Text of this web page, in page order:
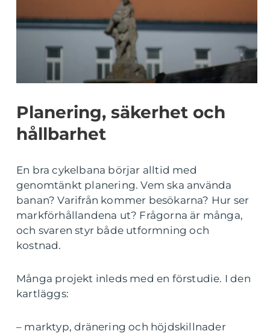
Planering, säkerhet och
hållbarhet
En bra cykelbana börjar alltid med
genomtänkt planering. Vem ska använda
banan? Varifrån kommer besökarna? Hur ser
markförhållandena ut? Frågorna är många,
och svaren styr både utformning och
kostnad.
Många projekt inleds med en förstudie. I den
kartläggs:
– marktyp, dränering och höjdskillnader